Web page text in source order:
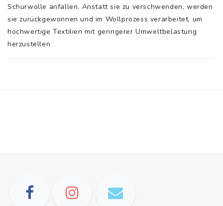
Schurwolle anfallen. Anstatt sie zu verschwenden, werden
sie zurückgewonnen und im Wollprozess verarbeitet, um
hochwertige Textilien mit geringerer Umweltbelastung
herzustellen